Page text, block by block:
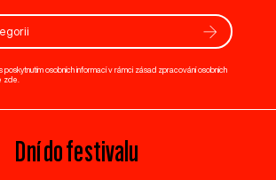
s poskytnutím osobních informací v rámci zásad zpracování osobních
zde
Dní do festivalu